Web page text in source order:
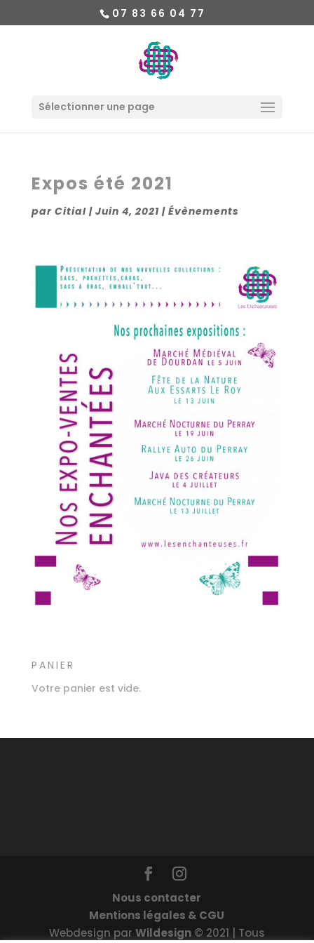
07 83 66 04 77
Sélectionner une page
Expos été 2021
par Citial| Juin 4, 2021| Évènements
PANIER
Votre panier est vide.
Nous contacter
Mentions légales & CGU
Webdesign par Wildesign© 2021 | Tous